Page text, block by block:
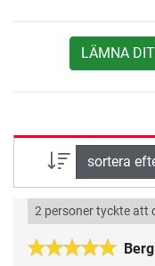
LÄMNA
sortera
Berg
2 personer tyckte att